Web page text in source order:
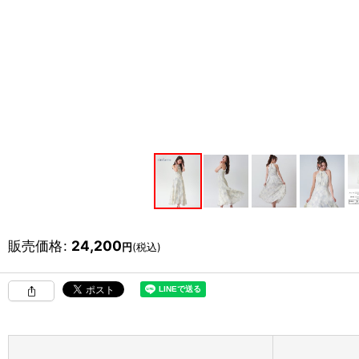
販売価格: 24,200円(税込)